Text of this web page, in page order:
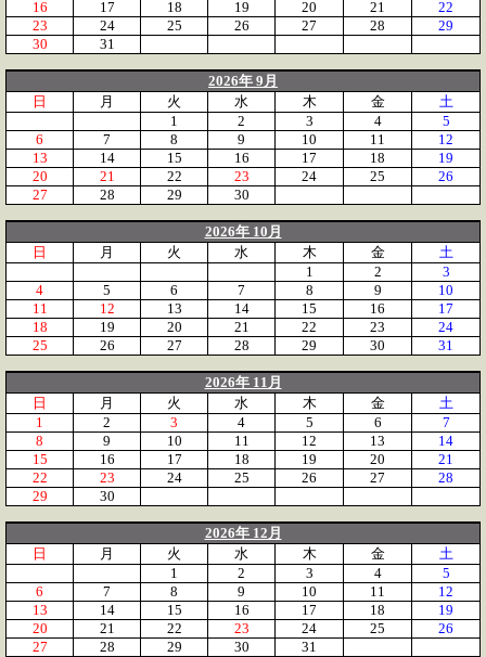
16
17 18 19 20 21
22
23
24 25 26 27 28
29
30
31
2026年 9月
日
月 火 水 木 金
土
1
2 3 4
5
6
7 8 9 10 11
12
13
14 15 16 17 18
19
20
21 22 23 24 25
26
27
28 29 30
2026年 10月
日
月 火 水 木 金
土
1
2
3
4
5 6 7 8 9
10
11
12 13 14 15 16
17
18
19 20 21 22 23
24
25
26 27 28 29 30 31
2026年 11月
日
月 火 水 木 金
土
1
2 3 4 5 6
7
8
9 10 11 12 13
14
15
16 17 18 19 20
21
22
23 24 25 26 27
28
29
30
2026年 12月
日
月 火 水 木 金
土
1
2 3 4
5
6
7 8 9 10 11
12
13
14 15 16 17 18
19
20
21 22 23 24 25
26
27
28 29 30 31